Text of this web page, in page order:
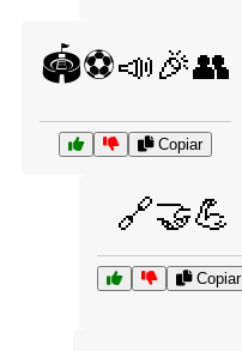
🏟️⚽📣🎉👥
Copiar
🔗🤝💪
Copiar